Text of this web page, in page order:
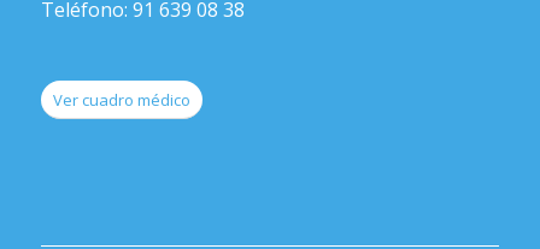
Teléfono: 91 639 08 38
Ver cuadro médico